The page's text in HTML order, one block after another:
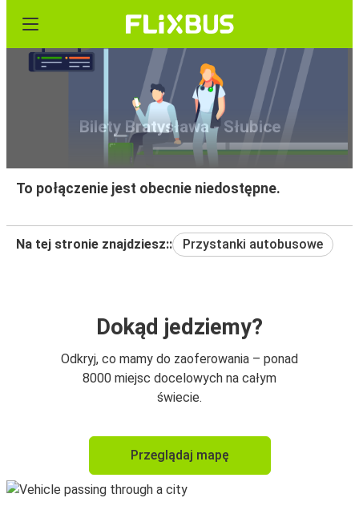
Bilety Bratysława - Słubice
To połączenie jest obecnie niedostępne.
Na tej stronie znajdziesz:: Przystanki autobusowe
Dokąd jedziemy?
Odkryj, co mamy do zaoferowania – ponad
8000 miejsc docelowych na całym
świecie.
Przeglądaj mapę